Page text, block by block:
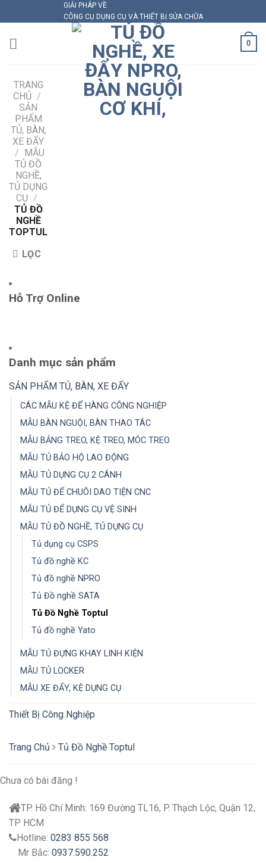
to
content
GIẢI PHÁP VỀ
CÔNG CỤ DỤNG CỤ VÀ THIẾT BỊ SỬA CHỮA
0
TRANG
CHỦ /
SẢN
PHẨM
TỦ, BÀN,
XE ĐẨY
/ MẪU
TỦ ĐỒ
NGHỀ,
TỦ DỤNG
CỤ /
TỦ ĐỒ
NGHỀ
TOPTUL
LỌC
Hỗ Trợ Online
Danh mục sản phẩm
SẢN PHẨM TỦ, BÀN, XE ĐẨY
CÁC MẪU KỆ ĐỂ HÀNG CÔNG NGHIỆP
MẪU BÀN NGUỘI, BÀN THAO TÁC
MẪU BẢNG TREO, KỆ TREO, MÓC TREO
MẪU TỦ BẢO HỘ LAO ĐỘNG
MẪU TỦ DỤNG CỤ 2 CÁNH
MẪU TỦ ĐỂ CHUÔI DAO TIỆN CNC
MẪU TỦ ĐỂ DỤNG CỤ VỆ SINH
MẪU TỦ ĐỒ NGHỀ, TỦ DỤNG CỤ
Tủ dụng cụ CSPS
Tủ đồ nghề KC
Tủ đồ nghề NPRO
Tủ Đồ nghề SATA
Tủ Đồ Nghề Toptul
Tủ đồ nghề Yato
MẪU TỦ ĐỰNG KHAY LINH KIỆN
MẪU TỦ LOCKER
MẪU XE ĐẨY, KỆ DỤNG CỤ
Thiết Bị Công Nghiệp
Trang Chủ Tủ Đồ Nghề Toptul
Chưa có bài đăng !
TP. Hồ Chí Minh: 169 Đường TL16, P. Thạch Lộc, Quận 12,
TP HCM
Hotline: 0283 855 568
Mr Bắc: 0937.590.252